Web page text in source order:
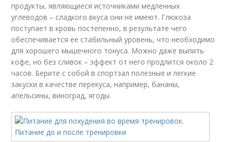
продукты, являющиеся источниками медленных
углеводов – сладкого вкуса они не имеют. Глюкоза
поступает в кровь постепенно, в результате чего
обеспечивается ее стабильный уровень, что необходимо
для хорошего мышечного тонуса. Можно даже выпить
кофе, но без сливок – эффект от него продлится около 2
часов. Берите с собой в спортзал полезные и легкие
закуски в качестве перекуса, например, бананы,
апельсины, виноград, ягоды.